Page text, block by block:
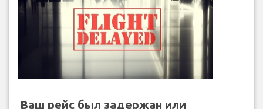
Ваш рейс был задержан или